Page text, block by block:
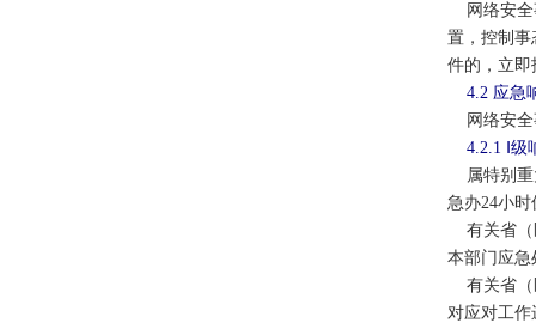
网络安全
置，控制事
件的，立即
4.2 应急
网络安全
4.2.1 Ⅰ级
属特别重
急办24小时
有关省（
本部门应急
有关省（
对应对工作